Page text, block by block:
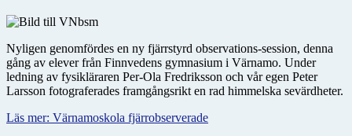
Nyligen genomfördes en ny fjärrstyrd observations-session, denna
gång av elever från Finnvedens gymnasium i Värnamo. Under
ledning av fysikläraren Per-Ola Fredriksson och vår egen Peter
Larsson fotograferades framgångsrikt en rad himmelska sevärdheter.
Läs mer: Värnamoskola fjärrobserverade